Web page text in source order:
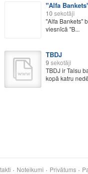
"Alfa
10 sekotāji
"Alfa Bankets"
viesnīcā "B...
TBDJ
9 sekotāji
TBDJ ir Talsu
kopā katru
Noteikumi Privātums